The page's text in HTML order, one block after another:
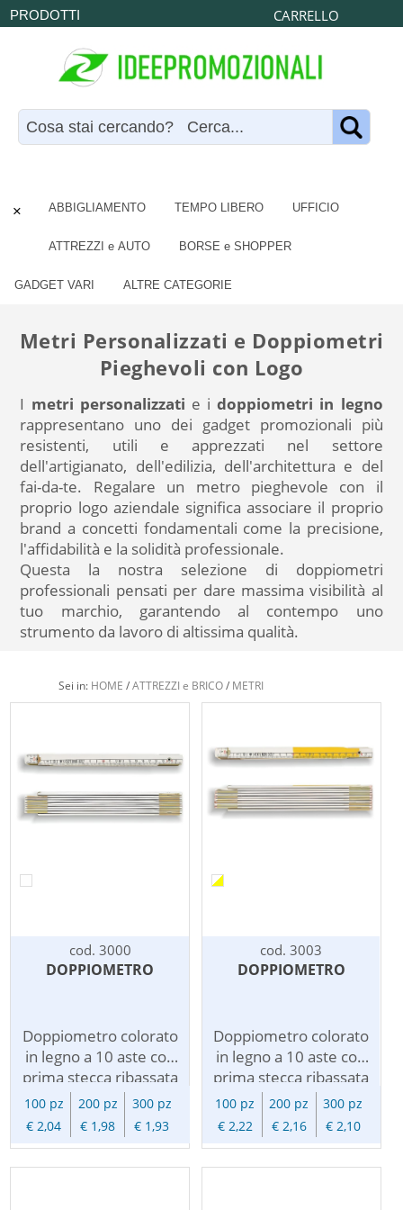
CARRELLO
× ABBIGLIAMENTO TEMPO LIBERO UFFICIO
ATTREZZI e AUTO BORSE e SHOPPER
GADGET VARI ALTRE CATEGORIE
PRODOTTI
Metri Personalizzati e Doppiometri
Pieghevoli con Logo
I metri personalizzati e idoppiometri in legno
rappresentano uno dei gadget promozionali più
resistenti, utili e apprezzati nel settore
dell'artigianato, dell'edilizia, dell'architettura e del
fai-da-te. Regalare un metro pieghevole con il
proprio logo aziendale significa associare il proprio
brand a concetti fondamentali come la precisione,
l'affidabilità e la solidità professionale.
Questa la nostra selezione di doppiometri
professionali pensati per dare massima visibilità al
tuo marchio, garantendo al contempo uno
strumento da lavoro di altissima qualità.
Sei in: HOME / ATTREZZI e BRICO/ METRI
cod. 3000
DOPPIOMETRO
Doppiometro colorato
in legno a 10 aste con
prima stecca ribassata
per personalizzazione.
Legno di Faggio di
prima scelta. Doppia
100 pz 200 pz
300 pz
€ 2,04
€ 1,98 € 1,93
cod. 3003
DOPPIOMETRO
Doppiometro colorato
in legno a 10 aste con
prima stecca ribassata
per personalizzazione.
Legno di Faggio di
prima scelta. Doppia
100 pz 200 pz
300 pz
€ 2,22
€ 2,16 € 2,10